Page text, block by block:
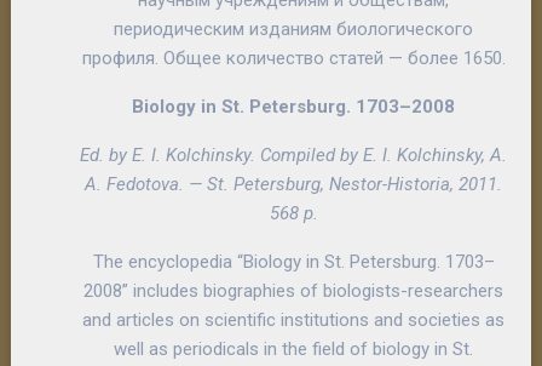
периодическим изданиям биологического
профиля. Общее количество статей — более 1650.
Biology in St. Petersburg. 1703–2008
Ed. by E. I. Kolchinsky. Compiled by E. I. Kolchinsky, A.
A. Fedotova. — St. Petersburg, Nestor-Historia, 2011.
568 p.
The encyclopedia “Biology in St. Petersburg. 1703–
2008” includes biographies of biologists-researchers
and articles on scientific institutions and societies as
well as periodicals in the field of biology in St.